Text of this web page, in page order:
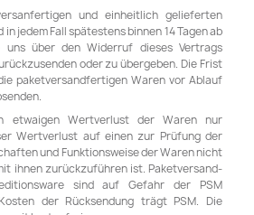
und einheitlich gelieferten
jedem Fall spätestens binnen 14 Tagen ab
uns über den Widerruf dieses Vertrags
oder zu übergeben. Die Frist
paketversandfertigen Waren vor Ablauf
etwaigen Wertverlust der Waren nur
Wertverlust auf einen zur Prüfung der
und Funktionsweise der Waren nicht
ihnen zurückzuführen ist. Paketversand-
sind auf Gefahr der PSM
der Rücksendung trägt PSM. Die